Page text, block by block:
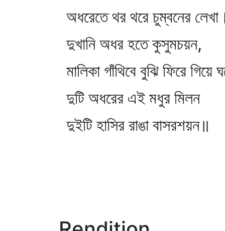
অধরেতে থর থরে চুম্বনের লেখা।
দুখানি অধর হতে কুসুমচয়ন,
মালিকা গাঁথিবে বুঝি ফিরে গিয়ে
দুটি অধরের এই মধুর মিলন
দুইটি হাসির রাঙা বাসরশয়ন॥